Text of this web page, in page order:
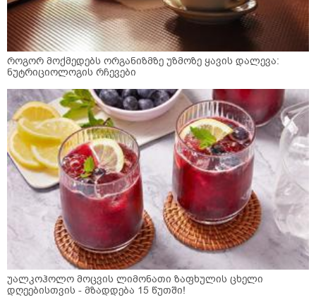
როგორ მოქმედებს ორგანიზმზე უზმოზე ყავის დალევა:
ნუტრიციოლოგის რჩევები
უალკოჰოლო მოცვის ლიმონათი ზაფხულის ცხელი
დღეებისთვის - მზადდება 15 წუთში!